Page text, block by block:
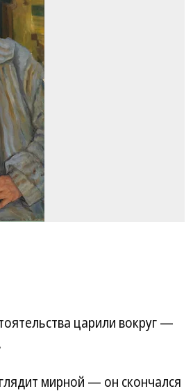
царили вокруг —
мирной — он скончался